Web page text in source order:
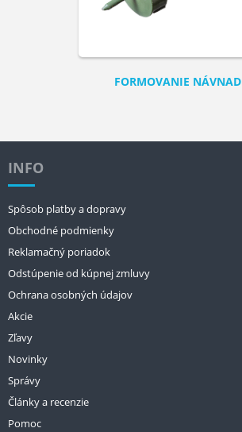
FORMOVANIE NÁVNAD
INFO
Spôsob platby a dopravy
Obchodné podmienky
Reklamačný poriadok
Odstúpenie od kúpnej zmluvy
Ochrana osobných údajov
Akcie
Zľavy
Novinky
Správy
Články a recenzie
Pomoc